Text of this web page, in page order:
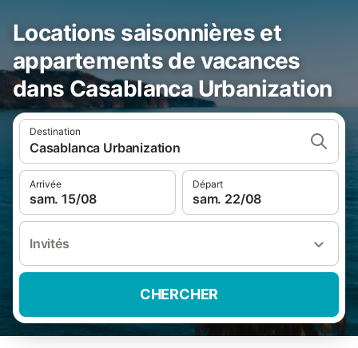
Locations saisonnières et
appartements de vacances
dans Casablanca Urbanization
Destination
Casablanca Urbanization
Arrivée
sam. 15/08
Départ
sam. 22/08
Invités
CHERCHER